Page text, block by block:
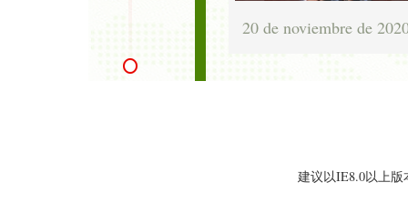
20 de noviembre de
建议以IE8.0以上版